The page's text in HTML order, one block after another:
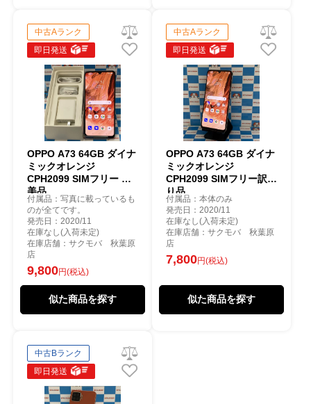
中古Aランク
即日発送
OPPO A73 64GB ダイナ
ミックオレンジ
CPH2099 SIMフリー 極
美品
付属品：写真に載っているも
のが全てです。
発売日：2020/11
在庫なし(入荷未定)
在庫店舗：サクモバ 秋葉原
店
9,800円(税込)
似た商品を探す
中古Aランク
即日発送
OPPO A73 64GB ダイナ
ミックオレンジ
CPH2099 SIMフリー訳あ
り品
付属品：本体のみ
発売日：2020/11
在庫なし(入荷未定)
在庫店舗：サクモバ 秋葉原
店
7,800円(税込)
似た商品を探す
中古Bランク
即日発送